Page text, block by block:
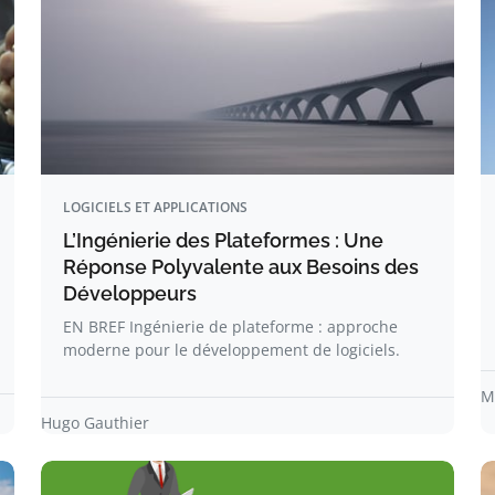
LOGICIELS ET APPLICATIONS
L’Ingénierie des Plateformes : Une
Réponse Polyvalente aux Besoins des
Développeurs
EN BREF Ingénierie de plateforme : approche
moderne pour le développement de logiciels.
Hugo Gauthier